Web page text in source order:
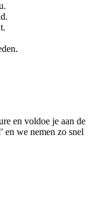
en voldoe je aan de
we nemen zo snel